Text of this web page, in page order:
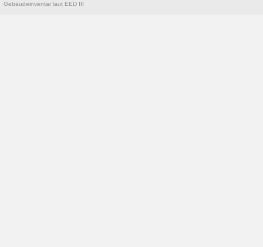
Gebäudeinventar laut EED III